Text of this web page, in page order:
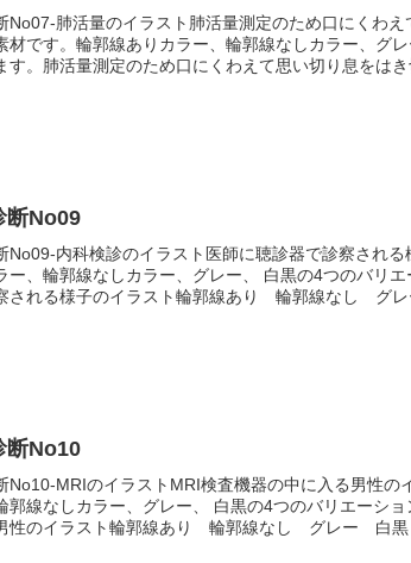
No07-肺活量のイラスト肺活量測定のため口にくわ
材です。輪郭線ありカラー、輪郭線なしカラー、グ
す。肺活量測定のため口にくわえて思い切り息をはき
断No09
No09-内科検診のイラスト医師に聴診器で診察され
ー、輪郭線なしカラー、グレー、 白黒の4つのバリ
される様子のイラスト輪郭線あり 輪郭線なし グ
断No10
No10-MRIのイラストMRI検査機器の中に入る男性の
郭線なしカラー、グレー、 白黒の4つのバリエーシ
性のイラスト輪郭線あり 輪郭線なし グレー 白黒